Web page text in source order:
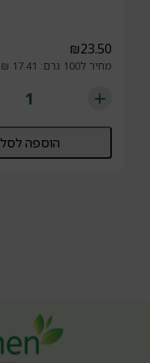
₪23.50
מחיר ל100 גרם: 17.41 ₪
הוספה לסל